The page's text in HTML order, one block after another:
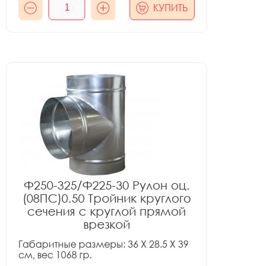
КУПИТЬ
Ф250-325/Ф225-30 Рулон оц.
(08ПС)0.50 Тройник круглого
сечения с круглой прямой
врезкой
Габаритные размеры: 36 X 28.5 X 39
см, вес 1068 гр.